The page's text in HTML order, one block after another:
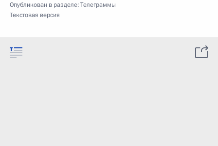
Опубликован в разделе:Телеграммы
Текстовая версия